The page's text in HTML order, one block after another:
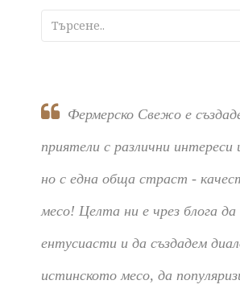
Фермерско Свежо е
приятели с различни интереси
но с една обща страст -
месо! Целта ни е чрез блога
ентусиасти и да създадем
истинското месо, да